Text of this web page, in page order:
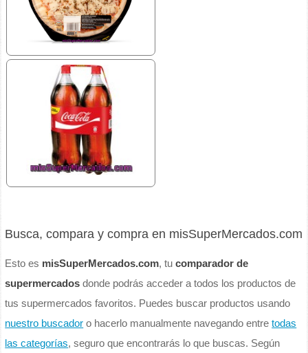
Busca, compara y compra en misSuperMercados.com
Esto es misSuperMercados.com, tucomparador de
supermercados donde podrás acceder a todos los productos de
tus supermercados favoritos. Puedes buscar productos usando
nuestro buscador o hacerlo manualmente navegando entretodas
las categorías, seguro que encontrarás lo que buscas. Según